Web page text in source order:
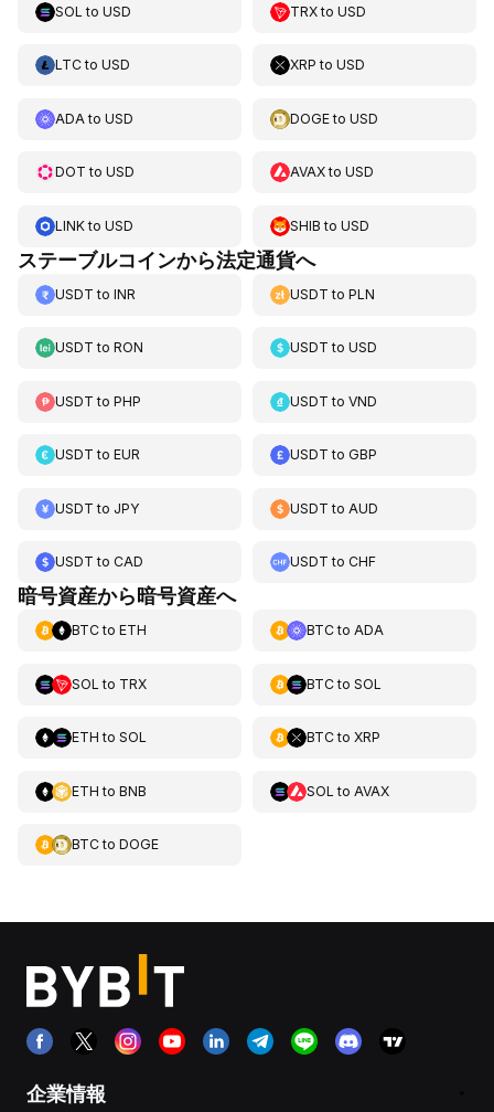
SOL to USD TRXtoUSD
LTCto USD XRP toUSD
ADA to USD DOGEtoUSD
DOT to USD AVAXtoUSD
LINKto USD SHIB toUSD
ステーブルコインから法定通貨へ
USDT to INR USDT toPLN
USDT to RON USDT toUSD
USDT to PHP USDT toVND
USDT to EUR USDT toGBP
USDT to JPY USDT to AUD
USDT to CAD USDT toCHF
暗号資産から暗号資産へ
BTCto ETH BTCto ADA
SOL to TRX BTCto SOL
ETH to SOL BTCto XRP
ETH to BNB SOL to AVAX
BTCto DOGE
企業情報